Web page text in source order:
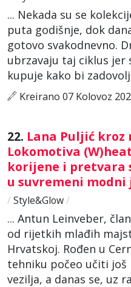
... Nekada su se
puta godišnje, dok
gotovo svakodnevno.
ubrzavaju taj ciklus jer
kupuje kako bi
Kreirano 07 Kolovoz
22. Lana Puljić kroz
Lokomotiva
korijene i pretvara
u suvremeni modni
/ Style&Glow/
... Antun Leinveber,
od rijetkih mlađih
Hrvatskoj. Rođen u
tehniku počeo učiti još
vezilja, a danas se, uz